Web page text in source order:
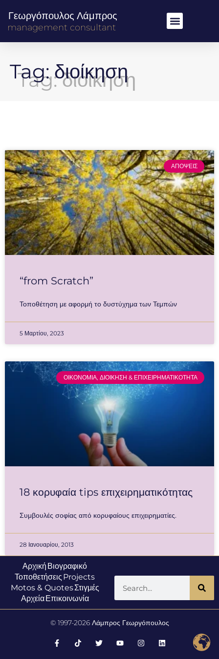
Γεωργόπουλος Λάμπρος
management consultant
Tag: διοίκηση
ΑΠΟΨΕΙΣ
“from Scratch”
Τοποθέτηση με αφορμή το δυστύχημα των Τεμπών
5 Μαρτίου, 2023
ΟΙΚΟΝΟΜΙΑ, ΔΙΟΙΚΗΣΗ & ΕΠΙΧΕΙΡΗΜΑΤΙΚΟΤΗΤΑ
18 κορυφαία tips επιχειρηματικότητας
Συμβουλές σοφίας από κορυφαίους επιχειρηματίες.
28 Ιανουαρίου, 2013
Αρχική Βιογραφικό
Τοποθετήσεις Projects
Motos & QuotesΣτιγμές
ΑρχείαΕπικοινωνία
© 1997-2026 Λάμπρος Γεωργόπουλος